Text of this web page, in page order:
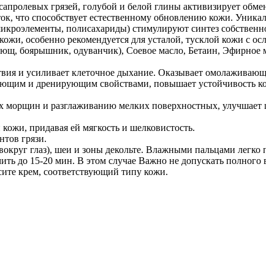
грязей, голубой и белой глины активизирует
что способствует естественному обновлению кожи.
полисахариды) стимулируют синтез
особенно рекомендуется для усталой, тусклой кожи с
боярышник, одуванчик), Соевое масло, Бетаин, Эфирное
и усиливает клеточное дыхание. Оказывает
и дренирующим свойствами, повышает устойчивость
морщин и разглаживанию мелких поверхностных, улучшает
придавая ей мягкость и шелковистость.
грязи.
глаз), шеи и зоны декольте. Влажными пальцами легко
до 15-20 мин. В этом случае Важно не допускать полного
крем, соответствующий типу кожи.